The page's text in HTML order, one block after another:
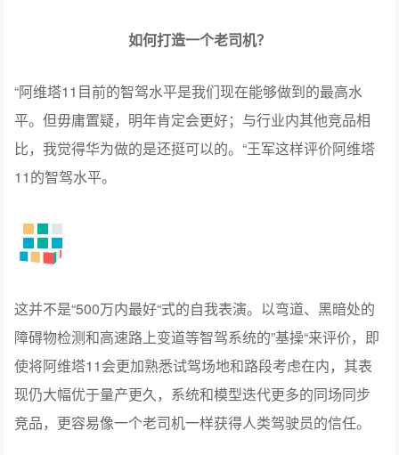
如何打造一个老司机？
“阿维塔11目前的智驾水平是我们现在能够做到的最高水
平。但毋庸置疑，明年肯定会更好；与行业内其他竞品相
比，我觉得华为做的是还挺可以的。“王军这样评价阿维塔
11的智驾水平。
这并不是“500万内最好“式的自我表演。以弯道、黑暗处的
障碍物检测和高速路上变道等智驾系统的”基操“来评价，即
使将阿维塔11会更加熟悉试驾场地和路段考虑在内，其表
现仍大幅优于量产更久，系统和模型迭代更多的同场同步
竞品，更容易像一个老司机一样获得人类驾驶员的信任。